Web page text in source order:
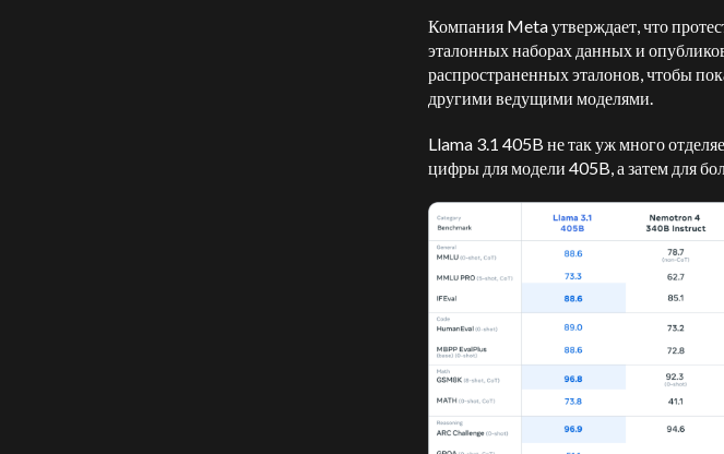
Компания Meta утверждает, что
эталонных наборах данных и
распространенных эталонов, чтобы
другими ведущими моделями.
Llama 3.1 405B не так уж много
цифры для модели 405B, а затем для